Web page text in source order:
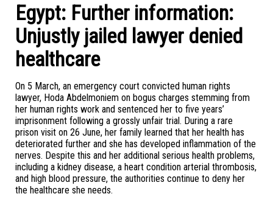
Egypt: Further information:
Unjustly jailed lawyer denied
healthcare
On 5 March, an emergency court convicted human rights
lawyer, Hoda Abdelmoniem on bogus charges stemming from
her human rights work and sentenced her to five years’
imprisonment following a grossly unfair trial. During a rare
prison visit on 26 June, her family learned that her health has
deteriorated further and she has developed inflammation of the
nerves. Despite this and her additional serious health problems,
including a kidney disease, a heart condition arterial thrombosis,
and high blood pressure, the authorities continue to deny her
the healthcare she needs.